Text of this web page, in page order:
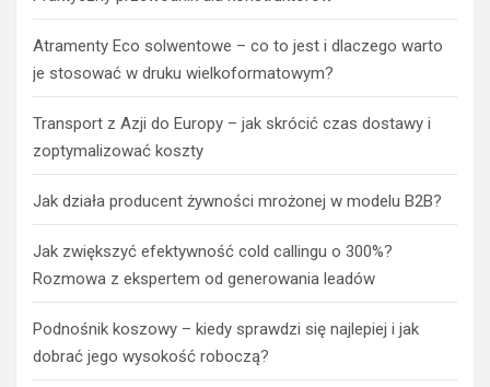
Atramenty Eco solwentowe – co to jest i dlaczego warto
je stosować w druku wielkoformatowym?
Transport z Azji do Europy – jak skrócić czas dostawy i
zoptymalizować koszty
Jak działa producent żywności mrożonej w modelu B2B?
Jak zwiększyć efektywność cold callingu o 300%?
Rozmowa z ekspertem od generowania leadów
Podnośnik koszowy – kiedy sprawdzi się najlepiej i jak
dobrać jego wysokość roboczą?